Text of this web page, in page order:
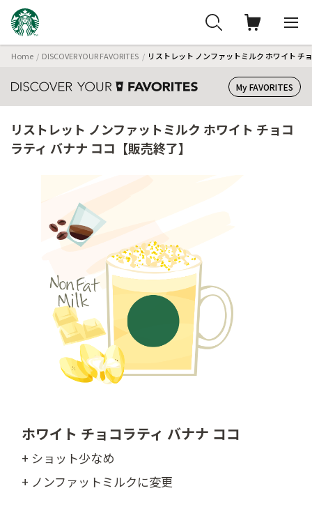
Home DISCOVER YOUR FAVORITES リストレット ノンファットミルク ホワイト チ
My FAVORITES
リストレット ノンファットミルク ホワイト チョコ
ラティ バナナ ココ【販売終了】
ホワイト チョコラティ バナナ ココ
+ ショット少なめ
+ ノンファットミルクに変更